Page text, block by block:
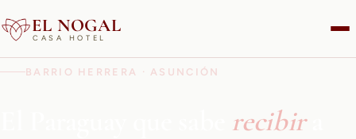
EL NOGAL
CASA HOTEL
BARRIO HERRERA · ASUNCIÓN
recibira